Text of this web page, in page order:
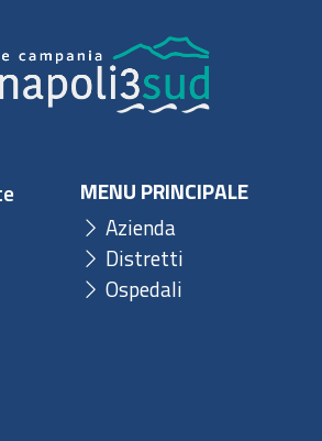
MENU PRINCIPALE
Azienda
Distretti
Ospedali